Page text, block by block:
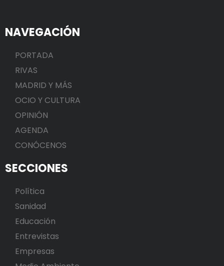
NAVEGACIÓN
PORTADA
RIVAS
MADRID Y MÁS
OCIO Y CULTURA
OPINIÓN
AGENDA
CONÓCENOS
SECCIONES
Política
Sanidad
Educación
Entrevistas
Empresas